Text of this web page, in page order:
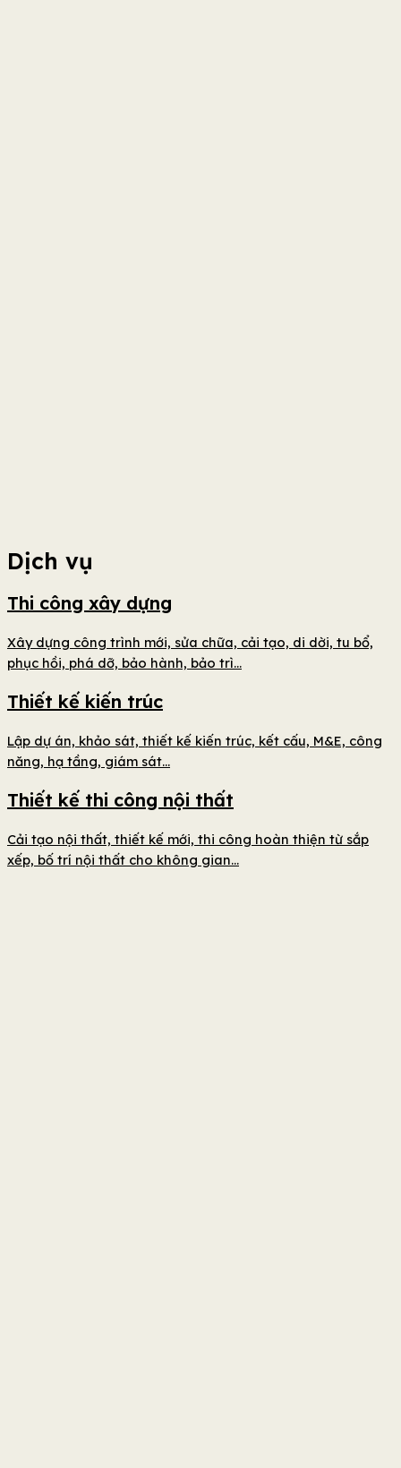
Dịch vụ
Thi công xây dựng
Xây dựng công trình mới, sửa chữa, cải tạo, di dời, tu bổ,
phục hồi, phá dỡ, bảo hành, bảo trì...
Thiết kế kiến trúc
Lập dự án, khảo sát, thiết kế kiến trúc, kết cấu, M&E, công
năng, hạ tầng, giám sát...
Thiết kế thi công nội thất
Cải tạo nội thất, thiết kế mới, thi công hoàn thiện từ sắp
xếp, bố trí nội thất cho không gian...